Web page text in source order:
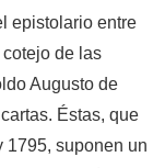
epistolario entre
de las
Augusto de
Éstas, que
1795, suponen un